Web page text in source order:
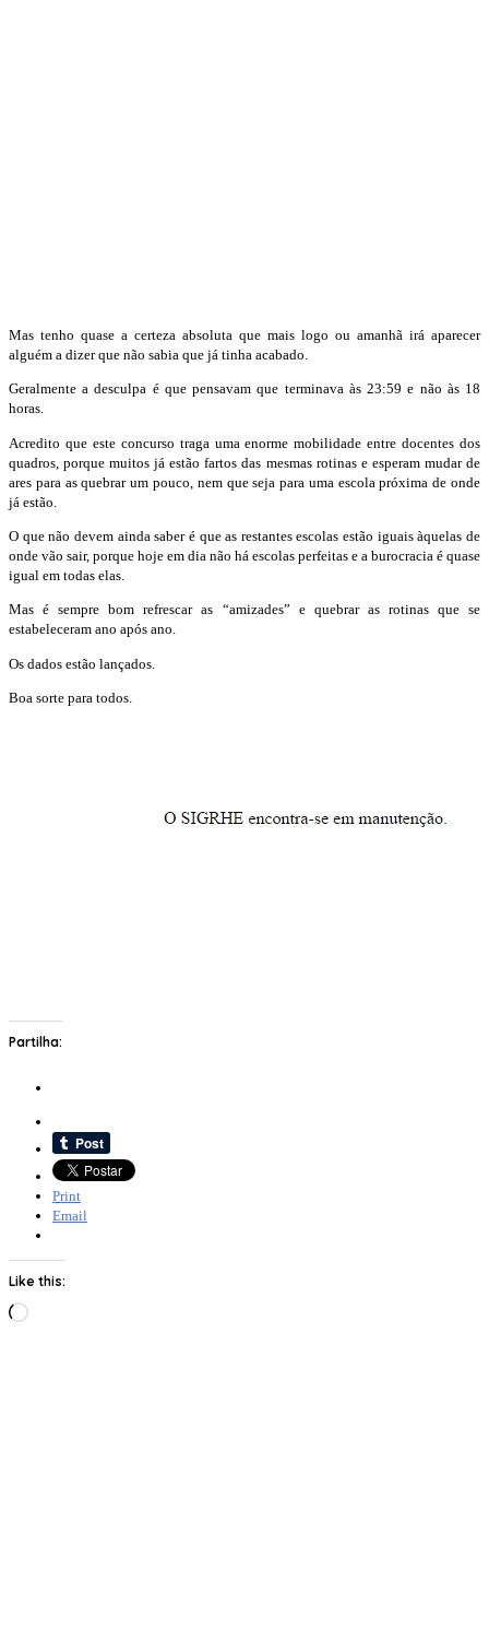
Mas tenho quase a certeza absoluta que mais logo ou amanhã irá aparecer
alguém a dizer que não sabia que já tinha acabado.
Geralmente a desculpa é que pensavam que terminava às 23:59 e não às 18
horas.
Acredito que este concurso traga uma enorme mobilidade entre docentes dos
quadros, porque muitos já estão fartos das mesmas rotinas e esperam mudar de
ares para as quebrar um pouco, nem que seja para uma escola próxima de onde
já estão.
O que não devem ainda saber é que as restantes escolas estão iguais àquelas de
onde vão sair, porque hoje em dia não há escolas perfeitas e a burocracia é quase
igual em todas elas.
Mas é sempre bom refrescar as “amizades” e quebrar as rotinas que se
estabeleceram ano após ano.
Os dados estão lançados.
Boa sorte para todos.
Partilha:
Print
Email
Like this:
Loading…